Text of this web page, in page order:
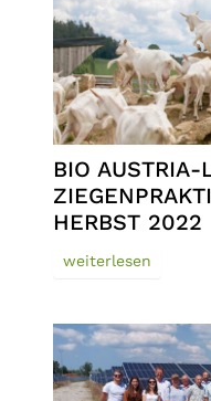
BIO AUSTRIA-
HERBST 2022
weiterlesen